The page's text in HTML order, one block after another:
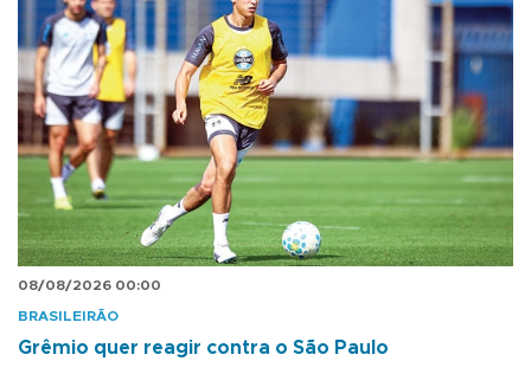
08/08/2026 00:00
BRASILEIRÃO
Grêmio quer reagir contra o São Paulo